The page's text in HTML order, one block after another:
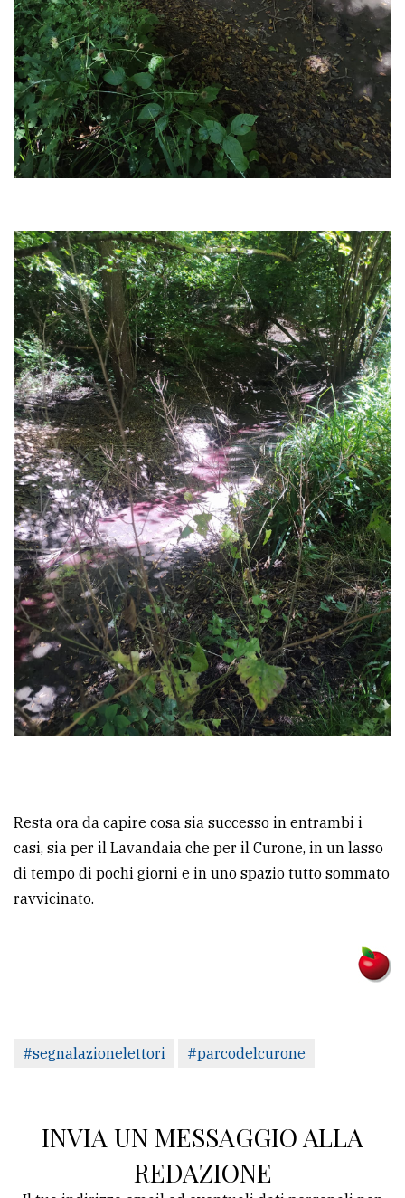
Resta ora da capire cosa sia successo in entrambi i
casi, sia per il Lavandaia che per il Curone, in un lasso
di tempo di pochi giorni e in uno spazio tutto sommato
ravvicinato.
#segnalazionelettori #parcodelcurone
INVIA UN MESSAGGIO ALLA
REDAZIONE